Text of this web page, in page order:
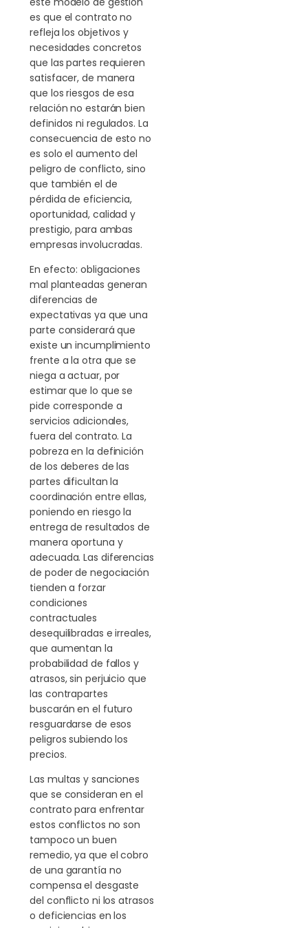
es que el contrato no
refleja los objetivos y
necesidades concretos
que las partes requieren
satisfacer, de manera
que los riesgos de esa
relación no estarán bien
definidos ni regulados. La
consecuencia de esto no
es solo el aumento del
peligro de conflicto, sino
que también el de
pérdida de eficiencia,
oportunidad, calidad y
prestigio, para ambas
empresas involucradas.
En efecto: obligaciones
mal planteadas generan
diferencias de
expectativas ya que una
parte considerará que
existe un incumplimiento
frente a la otra que se
niega a actuar, por
estimar que lo que se
pide corresponde a
servicios adicionales,
fuera del contrato. La
pobreza en la definición
de los deberes de las
partes dificultan la
coordinación entre ellas,
poniendo en riesgo la
entrega de resultados de
manera oportuna y
adecuada. Las diferencias
de poder de negociación
tienden a forzar
condiciones
contractuales
desequilibradas e irreales,
que aumentan la
probabilidad de fallos y
atrasos, sin perjuicio que
las contrapartes
buscarán en el futuro
resguardarse de esos
peligros subiendo los
precios.
Las multas y sanciones
que se consideran en el
contrato para enfrentar
estos conflictos no son
tampoco un buen
remedio, ya que el cobro
de una garantía no
compensa el desgaste
del conflicto ni los atrasos
o deficiencias en los